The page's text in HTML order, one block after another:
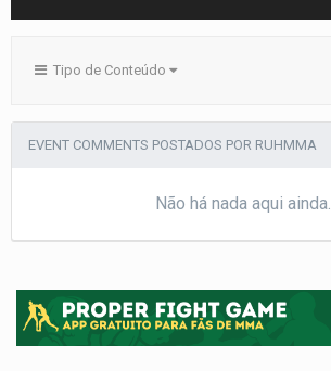
Tipo de Conteúdo
EVENT COMMENTS POSTADOS POR RUHMMA
Não há nada aqui ainda.